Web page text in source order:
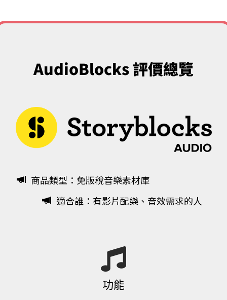
AudioBlocks 評價總覽​
​商品類型：免版稅音樂素材庫
​適合誰：有影片配樂、音效需求的人
​功能